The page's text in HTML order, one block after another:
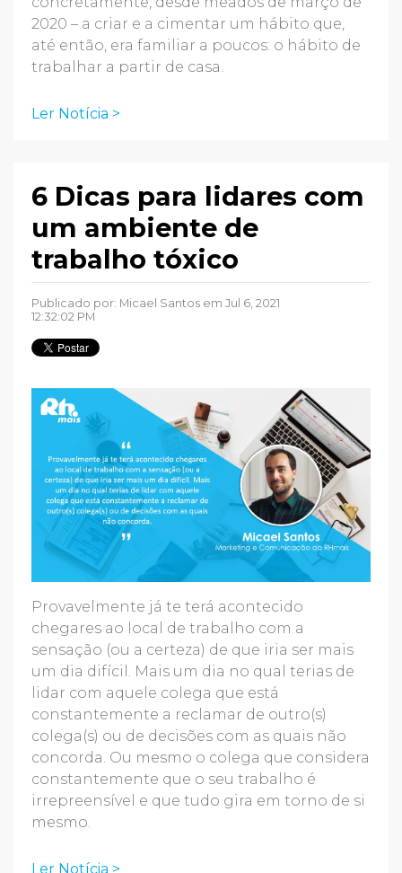
2020 – a criar e a cimentar um hábito que,
até então, era familiar a poucos: o hábito de
trabalhar a partir de casa.
Ler Notícia >
6 Dicas para lidares com
um ambiente de
trabalho tóxico
Publicado por: Micael Santos em Jul 6, 2021
12:32:02 PM
Provavelmente já te terá acontecido
chegares ao local de trabalho com a
sensação (ou a certeza) de que iria ser mais
um dia difícil. Mais um dia no qual terias de
lidar com aquele colega que está
constantemente a reclamar de outro(s)
colega(s) ou de decisões com as quais não
concorda. Ou mesmo o colega que considera
constantemente que o seu trabalho é
irrepreensível e que tudo gira em torno de si
mesmo.
Ler Notícia >